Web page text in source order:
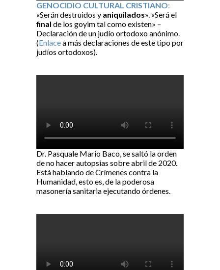
GENOCIDIO CULTURAL CRISTIANO:
«Serán destruidos y aniquilados». «Será el
final de los goyim tal como existen» –
Declaración de un judío ortodoxo anónimo.
(Enlacea más declaraciones de este tipo por
judíos ortodoxos).
Dr. Pasquale Mario Baco, se saltó la orden
de no hacer autopsias sobre abril de 2020.
Está hablando de Crímenes contra la
Humanidad, esto es, de la poderosa
masonería sanitaria ejecutando órdenes.